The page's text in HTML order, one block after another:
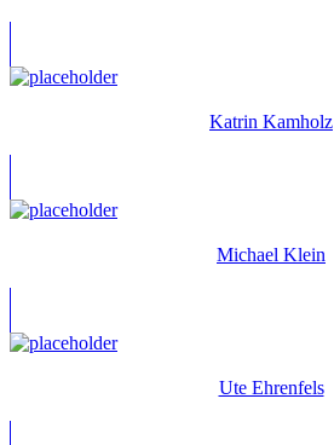
Katrin Kamholz
Michael Klein
Ute Ehrenfels